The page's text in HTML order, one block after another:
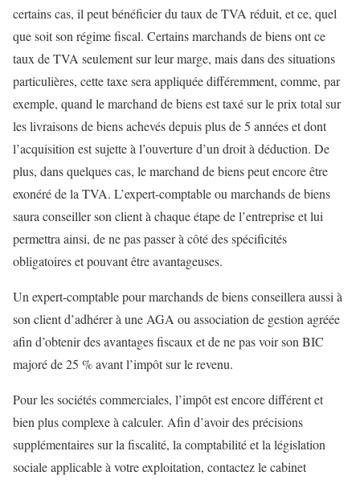
certains cas, il peut bénéficier du taux de TVA réduit, et ce, quel
que soit son régime fiscal. Certains marchands de biens ont ce
taux de TVA seulement sur leur marge, mais dans des situations
particulières, cette taxe sera appliquée différemment, comme, par
exemple, quand le marchand de biens est taxé sur le prix total sur
les livraisons de biens achevés depuis plus de 5 années et dont
l’acquisition est sujette à l’ouverture d’un droit à déduction. De
plus, dans quelques cas, le marchand de biens peut encore être
exonéré de la TVA. L’expert-comptable ou marchands de biens
saura conseiller son client à chaque étape de l’entreprise et lui
permettra ainsi, de ne pas passer à côté des spécificités
obligatoires et pouvant être avantageuses.
Un expert-comptable pour marchands de biens conseillera aussi à
son client d’adhérer à une AGA ou association de gestion agréée
afin d’obtenir des avantages fiscaux et de ne pas voir son BIC
majoré de 25 % avant l’impôt sur le revenu.
Pour les sociétés commerciales, l’impôt est encore différent et
bien plus complexe à calculer. Afin d’avoir des précisions
supplémentaires sur la fiscalité, la comptabilité et la législation
sociale applicable à votre exploitation, contactez le cabinet